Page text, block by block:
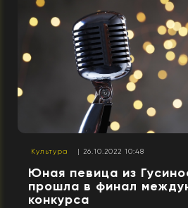
Культура | 26.10.2022 10:48
Юная певица из
прошла в финал
конкурса